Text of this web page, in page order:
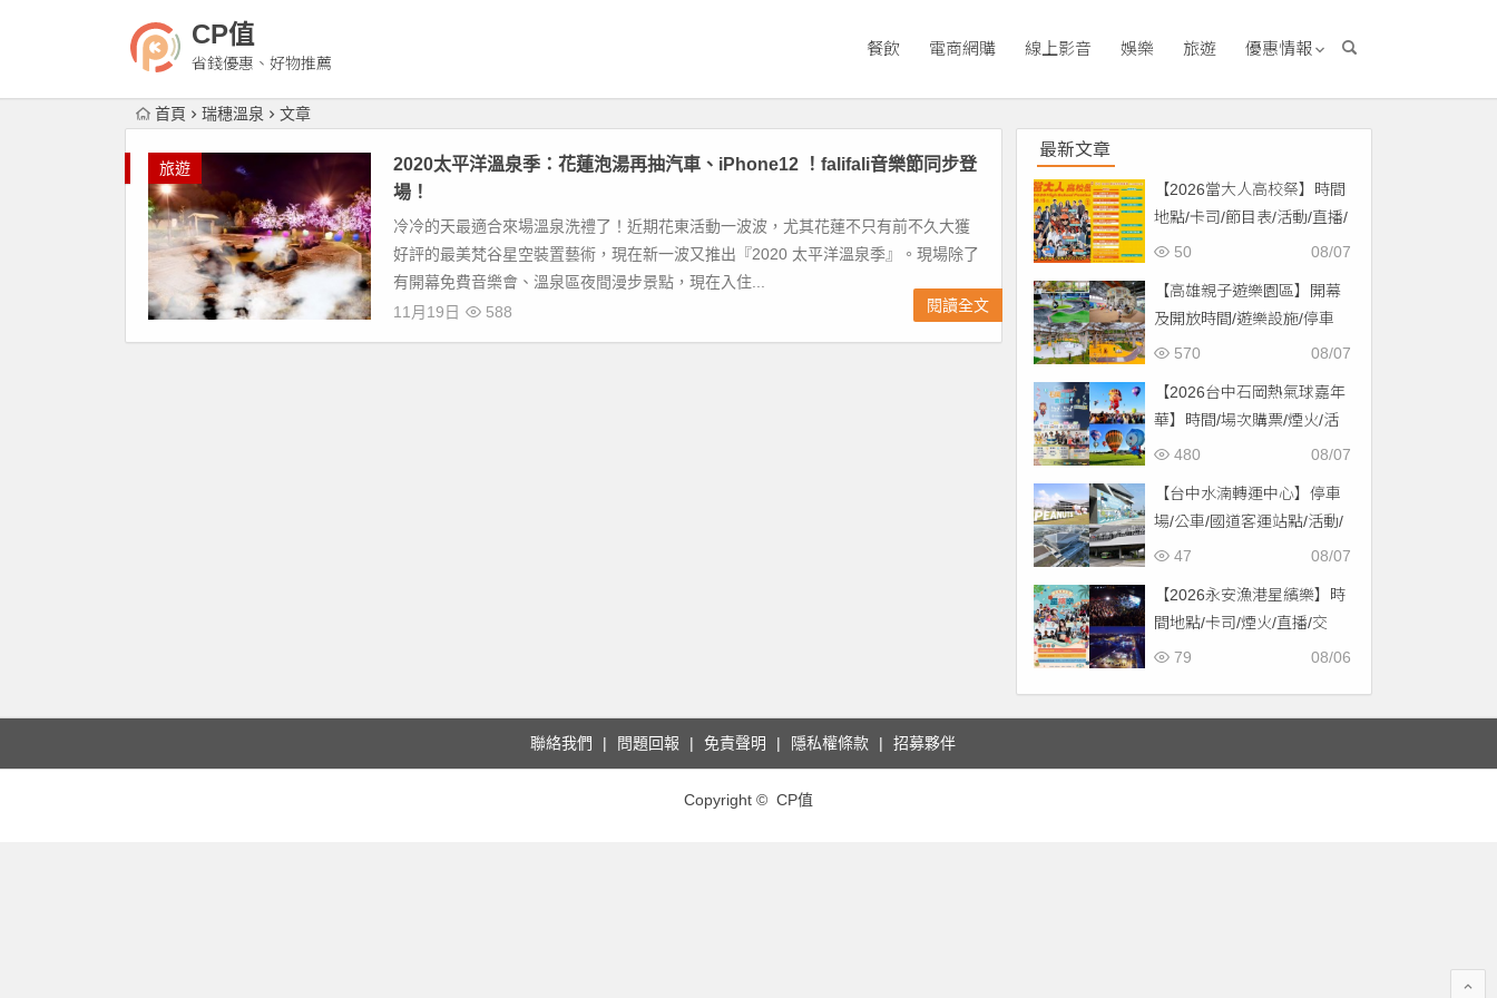
CP值
省錢優惠、好物推薦
餐飲 電商網購 線上影音 娛樂 旅遊 優惠情報
首頁 瑞穗溫泉 文章
旅遊
2020太平洋溫泉季：花蓮泡湯再抽汽車、iPhone12 ！falifali音樂節同步登
場！
冷冷的天最適合來場溫泉洗禮了！近期花東活動一波波，尤其花蓮不只有前不久大獲
好評的最美梵谷星空裝置藝術，現在新一波又推出『2020 太平洋溫泉季』。現場除了
有開幕免費音樂會、溫泉區夜間漫步景點，現在入住...
11月19日
588 閱讀全文
最新文章
【2026當大人高校祭】時間
地點/卡司/節目表/活動/直播/
交通，免費入場！
08/07
50
【高雄親子遊樂園區】開幕
及開放時間/遊樂設施/停車
場/交通一次看！
08/07
570
【2026台中石岡熱氣球嘉年
華】時間/場次購票/煙火/活
動/交通，土牛運動公園登08/07
480
【台中水湳轉運中心】停車
場/公車/國道客運站點/活動/
交通，啟用免費停車！ 08/07
47
【2026永安漁港星繽樂】時
間地點/卡司/煙火/直播/交
通，免費入場！
08/06
79
聯絡我們 問題回報 免責聲明 隱私權條款 招募夥伴
Copyright © CP值